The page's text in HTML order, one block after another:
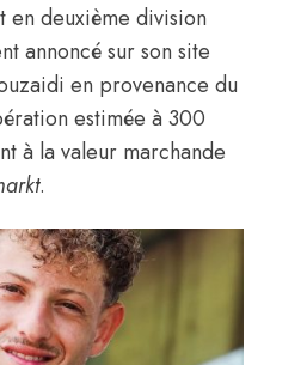
en deuxième division
annoncé sur son site
en provenance du
estimée à 300
à la valeur marchande
.